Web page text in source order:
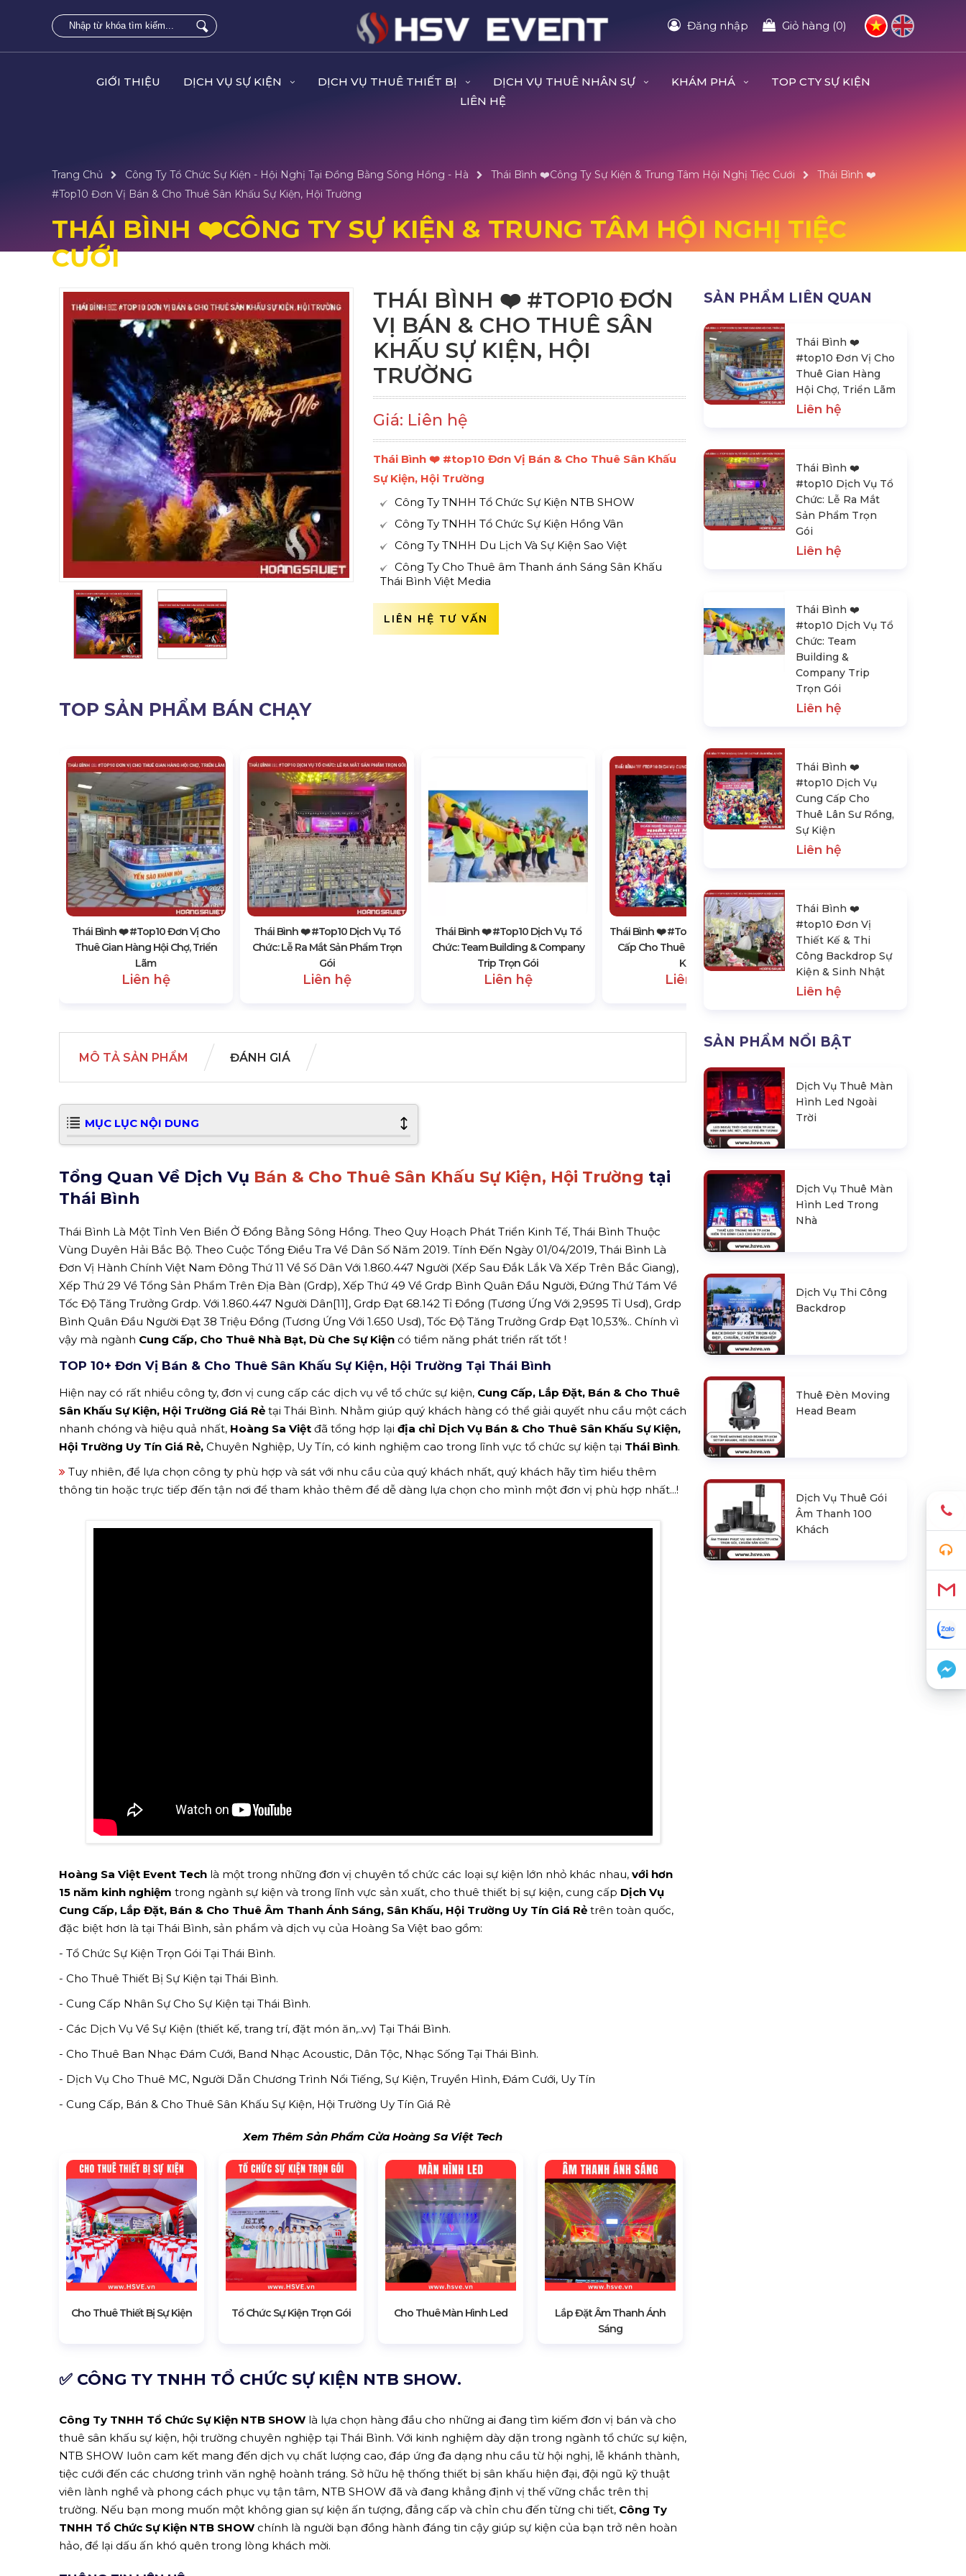
Đăng nhập Giỏ hàng (0)
GIỚI THIỆU DỊCH VỤ SỰ KIỆN DỊCH VỤ THUÊ THIẾT BỊ DỊCH VỤ THUÊ NHÂN SỰ KHÁM PHÁ
TOP CTY SỰ KIỆN
LIÊN HỆ
Trang Chủ Công Ty Tổ Chức Sự Kiện - Hội Nghị Tại Đồng Bằng Sông Hồng - Hà Thái Bình ❤️️Công Ty Sự Kiện & Trung Tâm Hội Nghị Tiệc Cưới
Thái Bình ❤️️
#top10 Đơn Vị Bán & Cho Thuê Sân Khấu Sự Kiện, Hội Trường
THÁI BÌNH ❤️️CÔNG TY SỰ KIỆN & TRUNG TÂM HỘI NGHỊ TIỆC
CƯỚI
THÁI BÌNH ❤️️ #TOP10 ĐƠN
VỊ BÁN & CHO THUÊ SÂN
KHẤU SỰ KIỆN, HỘI
TRƯỜNG
Giá: Liên hệ
Thái Bình ❤️️ #top10 Đơn Vị Bán & Cho Thuê Sân Khấu
Sự Kiện, Hội Trường
Công Ty TNHH Tổ Chức Sự Kiện NTB SHOW
Công Ty TNHH Tổ Chức Sự Kiện Hồng Vân
Công Ty TNHH Du Lịch Và Sự Kiện Sao Việt
Công Ty Cho Thuê âm Thanh ánh Sáng Sân Khấu
Thái Bình Việt Media
LIÊN HỆ TƯ VẤN
TOP SẢN PHẨM BÁN CHẠY
Thái Bình ❤️️ #top10 Đơn Vị Cho
Thuê Gian Hàng Hội Chợ, Triển
Lãm
Liên hệ
Thái Bình ❤️️ #top10 Dịch Vụ Tổ
Chức: Lễ Ra Mắt Sản Phẩm Trọn
Gói
Liên hệ
Thái Bình ❤️️ #top10 Dịch Vụ Tổ
Chức: Team Building & Company
Trip Trọn Gói
Liên hệ
Thái Bình ❤️️ #top10 Dịch Vụ Cung
Cấp Cho Thuê Lân Sư Rồng, Sự
Kiện
Liên hệ
& Sinh Nhật
Liên hệ
MÔ TẢ SẢN PHẨM ĐÁNH GIÁ
MỤC LỤC NỘI DUNG
Tổng Quan Về Dịch Vụ Bán & Cho Thuê Sân Khấu Sự Kiện, Hội Trường tại
Thái Bình
Thái Bình Là Một Tỉnh Ven Biển Ở Đồng Bằng Sông Hồng. Theo Quy Hoạch Phát Triển Kinh Tế, Thái Bình Thuộc
Vùng Duyên Hải Bắc Bộ. Theo Cuộc Tổng Điều Tra Về Dân Số Năm 2019. Tính Đến Ngày 01/04/2019, Thái Bình Là
Đơn Vị Hành Chính Việt Nam Đông Thứ 11 Về Số Dân Với 1.860.447 Người (Xếp Sau Đắk Lắk Và Xếp Trên Bắc Giang),
Xếp Thứ 29 Về Tổng Sản Phẩm Trên Địa Bàn (Grdp), Xếp Thứ 49 Về Grdp Bình Quân Đầu Người, Đứng Thứ Tám Về
Tốc Độ Tăng Trưởng Grdp. Với 1.860.447 Người Dân[11], Grdp Đạt 68.142 Tỉ Đồng (Tương Ứng Với 2,9595 Tỉ Usd), Grdp
Bình Quân Đầu Người Đạt 38 Triệu Đồng (Tương Ứng Với 1.650 Usd), Tốc Độ Tăng Trưởng Grdp Đạt 10,53%.. Chính vì
vậy mà ngành Cung Cấp, Cho Thuê Nhà Bạt, Dù Che Sự Kiện có tiềm năng phát triển rất tốt !
TOP 10+ Đơn Vị Bán & Cho Thuê Sân Khấu Sự Kiện, Hội Trường Tại Thái Bình
Hiện nay có rất nhiều công ty, đơn vị cung cấp các dịch vụ về tổ chức sự kiện, Cung Cấp, Lắp Đặt, Bán & Cho Thuê
Sân Khấu Sự Kiện, Hội Trường Giá Rẻ tại Thái Bình. Nhằm giúp quý khách hàng có thể giải quyết nhu cầu một cách
nhanh chóng và hiệu quả nhất, Hoàng Sa Việt đã tổng hợp lại địa chỉ Dịch Vụ Bán & Cho Thuê Sân Khấu Sự Kiện,
Hội Trường Uy Tín Giá Rẻ, Chuyên Nghiệp, Uy Tín, có kinh nghiệm cao trong lĩnh vực tổ chức sự kiện tại Thái Bình.
Tuy nhiên, để lựa chọn công ty phù hợp và sát với nhu cầu của quý khách nhất, quý khách hãy tìm hiểu thêm
thông tin hoặc trực tiếp đến tận nơi để tham khảo thêm để dễ dàng lựa chọn cho mình một đơn vị phù hợp nhất...!
Hoàng Sa Việt Event Tech là một trong những đơn vị chuyên tổ chức các loại sự kiện lớn nhỏ khác nhau, với hơn
15 năm kinh nghiệm trong ngành sự kiện và trong lĩnh vực sản xuất, cho thuê thiết bị sự kiện, cung cấp Dịch Vụ
Cung Cấp, Lắp Đặt, Bán & Cho Thuê Âm Thanh Ánh Sáng, Sân Khấu, Hội Trường Uy Tín Giá Rẻ trên toàn quốc,
đặc biệt hơn là tại Thái Bình, sản phẩm và dịch vụ của Hoàng Sa Việt bao gồm:
- Tổ Chức Sự Kiện Trọn Gói Tại Thái Bình.
- Cho Thuê Thiết Bị Sự Kiện tại Thái Bình.
- Cung Cấp Nhân Sự Cho Sự Kiện tại Thái Bình.
- Các Dịch Vụ Về Sự Kiện (thiết kế, trang trí, đặt món ăn,..vv) Tại Thái Bình.
- Cho Thuê Ban Nhạc Đám Cưới, Band Nhạc Acoustic, Dân Tộc, Nhạc Sống Tại Thái Bình.
- Dịch Vụ Cho Thuê MC, Người Dẫn Chương Trình Nổi Tiếng, Sự Kiện, Truyền Hình, Đám Cưới, Uy Tín
- Cung Cấp, Bán & Cho Thuê Sân Khấu Sự Kiện, Hội Trường Uy Tín Giá Rẻ
Xem Thêm Sản Phẩm Cửa Hoàng Sa Việt Tech
Cho Thuê Thiết Bị Sự Kiện Tổ Chức Sự Kiện Trọn Gói Cho Thuê Màn Hình Led
Lắp Đặt Âm Thanh Ánh
Sáng
✅ CÔNG TY TNHH TỔ CHỨC SỰ KIỆN NTB SHOW.
Công Ty TNHH Tổ Chức Sự Kiện NTB SHOW là lựa chọn hàng đầu cho những ai đang tìm kiếm đơn vị bán và cho
thuê sân khấu sự kiện, hội trường chuyên nghiệp tại Thái Bình. Với kinh nghiệm dày dặn trong ngành tổ chức sự kiện,
NTB SHOW luôn cam kết mang đến dịch vụ chất lượng cao, đáp ứng đa dạng nhu cầu từ hội nghị, lễ khánh thành,
tiệc cưới đến các chương trình văn nghệ hoành tráng. Sở hữu hệ thống thiết bị sân khấu hiện đại, đội ngũ kỹ thuật
viên lành nghề và phong cách phục vụ tận tâm, NTB SHOW đã và đang khẳng định vị thế vững chắc trên thị
trường. Nếu bạn mong muốn một không gian sự kiện ấn tượng, đẳng cấp và chỉn chu đến từng chi tiết, Công Ty
TNHH Tổ Chức Sự Kiện NTB SHOW chính là người bạn đồng hành đáng tin cậy giúp sự kiện của bạn trở nên hoàn
hảo, để lại dấu ấn khó quên trong lòng khách mời.
SẢN PHẨM LIÊN QUAN
Thái Bình ❤️️
#top10 Đơn Vị Cho
Thuê Gian Hàng
Hội Chợ, Triển Lãm
Liên hệ
Thái Bình ❤️️
#top10 Dịch Vụ Tổ
Chức: Lễ Ra Mắt
Sản Phẩm Trọn
Gói
Liên hệ
Thái Bình ❤️️
#top10 Dịch Vụ Tổ
Chức: Team
Building &
Company Trip
Trọn Gói
Liên hệ
Thái Bình ❤️️
#top10 Dịch Vụ
Cung Cấp Cho
Thuê Lân Sư Rồng,
Sự Kiện
Liên hệ
Thái Bình ❤️️
#top10 Đơn Vị
Thiết Kế & Thi
Công Backdrop Sự
Kiện & Sinh Nhật
Liên hệ
SẢN PHẨM NỔI BẬT
Dịch Vụ Thuê Màn
Hình Led Ngoài
Trời
Dịch Vụ Thuê Màn
Hình Led Trong
Nhà
Dịch Vụ Thi Công
Backdrop
Thuê Đèn Moving
Head Beam
Dịch Vụ Thuê Gói
Âm Thanh 100
Khách